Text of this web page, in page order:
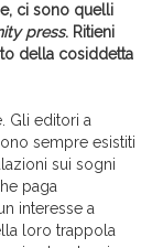
ci sono quelli
press. Ritieni
della cosiddetta
Gli editori a
sempre esistiti
sui sogni
paga
interesse a
loro trappola